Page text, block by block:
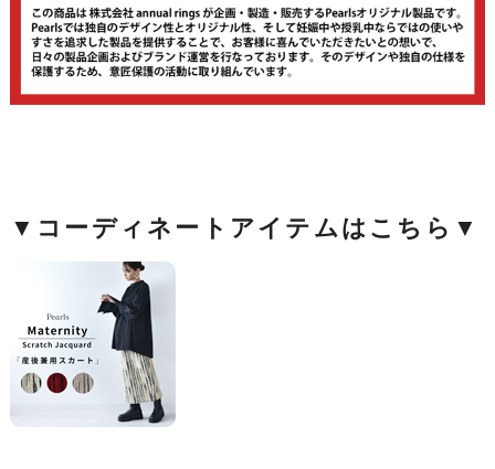
▼コーディネートアイテムはこちら▼